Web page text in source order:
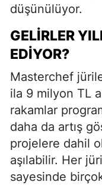
düşünülüyor.
GELIRLER
EDIYOR?
Masterchef
ila 9 milyon TL
rakamlar
daha da artış
projelere dahil
aşılabilir. Her
sayesinde